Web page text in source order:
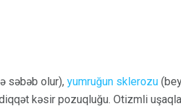
səbəb olur), yumruğun sklerozu
kəsir pozuqluğu. Otizmli